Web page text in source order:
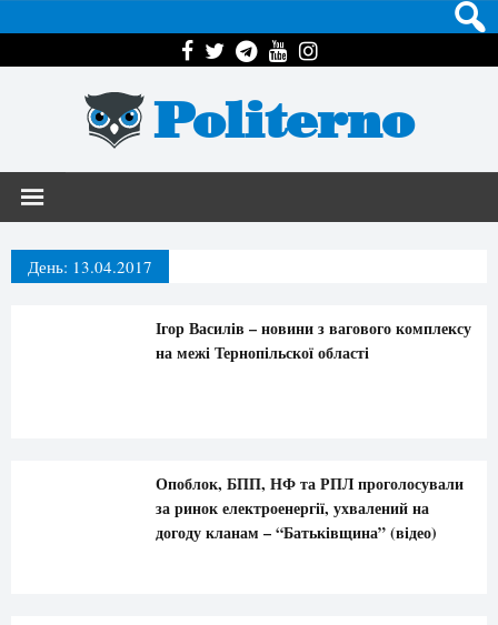
Politerno
День: 13.04.2017
Ігор Василів – новини з вагового комплексу
на межі Тернопільскої області
Опоблок, БПП, НФ та РПЛ проголосували
за ринок електроенергії, ухвалений на
догоду кланам – “Батьківщина” (відео)